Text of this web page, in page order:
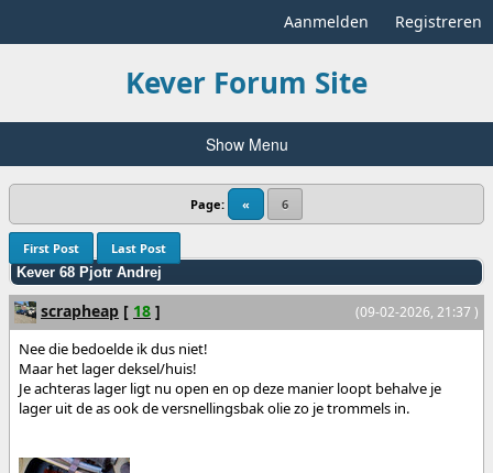
Aanmelden Registreren
Kever Forum Site
Show Menu
Page: « 6
First Post
Last Post
Kever 68 Pjotr Andrej
(09-02-2026, 21:37 )
scrapheap [ 18 ]
Nee die bedoelde ik dus niet!
Maar het lager deksel/huis!
Je achteras lager ligt nu open en op deze manier loopt behalve je
lager uit de as ook de versnellingsbak olie zo je trommels in.